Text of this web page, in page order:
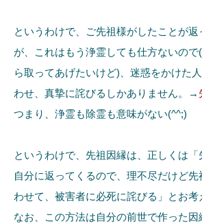
というわけで、ご先祖様がしたことが
が、これはもう浄霊しても仕方ないの
ら取ってあげたいけど)、迷惑をかけた
わせ、真摯に詫びるしかありません。→
つまり、浄霊も除霊も意味がない(^^;)
というわけで、先祖因縁は、正しくは
自分に返ってくるので、理不尽だけど
わせて、被害者に必死に詫びる」とお考
なお、この方法は自分の前世で作った